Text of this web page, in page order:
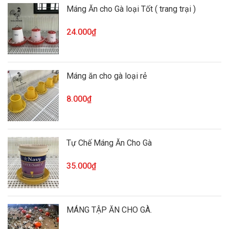
Máng Ăn cho Gà loại Tốt ( trang trại )
24.000₫
Máng ăn cho gà loại rẻ
8.000₫
Tự Chế Máng Ăn Cho Gà
35.000₫
MÁNG TẬP ĂN CHO GÀ.